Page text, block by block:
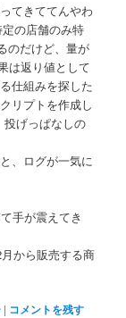
てきててんやわ
の店舗のみ特
のだけど、量が
は返り値として
仕組みを探した
リプトを作成し
げっぱなしの
、ログが一気に
手が震えてき
から販売する商
| コメントを残す